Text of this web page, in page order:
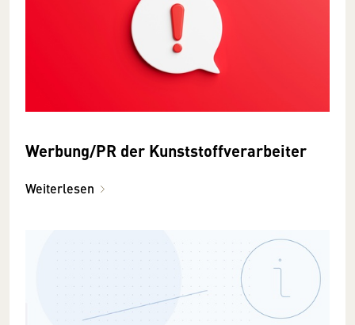
Werbung/PR der Kunststoffverarbeiter
Weiterlesen